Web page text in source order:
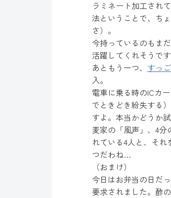
ラミネート加工され
法ということで、ち
さ）。
今持っているのもま
活躍してくれそうで
あともう一つ、 すっ
入。
電車に乗る時のICカ
でときどき紛失する
すよ。本当かどうか
麦家の「風声」、4
れている4人と、そ
つだわね…
（おまけ）
今日はお弁当の日だ
要求されました。酢